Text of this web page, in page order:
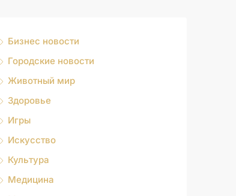
Бизнес новости
Городские новости
Животный мир
Здоровье
Игры
Искусство
Культура
Медицина